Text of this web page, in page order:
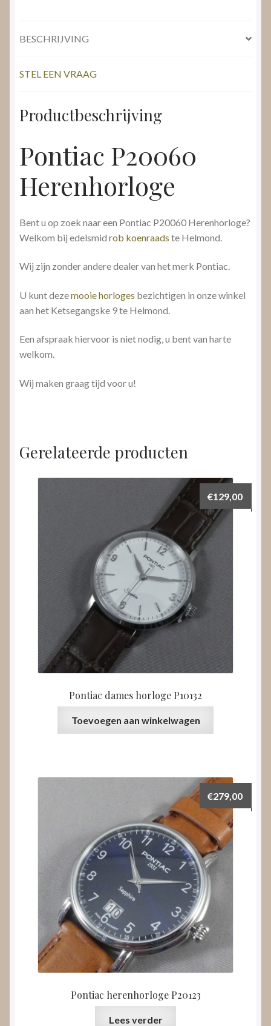
BESCHRIJVING
STEL EEN VRAAG
Productbeschrijving
Pontiac P20060
Herenhorloge
Bent u op zoek naar een Pontiac P20060 Herenhorloge?
Welkom bij edelsmid rob koenraads te Helmond.
Wij zijn zonder andere dealer van het merk Pontiac.
U kunt dezemooie horloges bezichtigen in onze winkel
aan het Ketsegangske 9 te Helmond.
Een afspraak hiervoor is niet nodig, u bent van harte
welkom.
Wij maken graag tijd voor u!
Gerelateerde producten
Pontiac dames horloge P10132
€129,00
Toevoegen aan winkelwagen
Pontiac herenhorloge P20123
€279,00
Lees verder